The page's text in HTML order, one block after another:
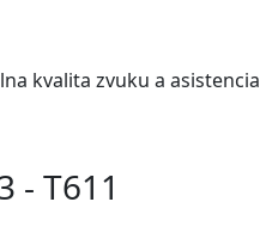
kvalita zvuku a asistencia
- T611